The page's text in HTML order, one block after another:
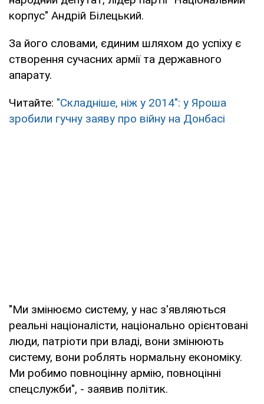
корпус" Андрій Білецький.
За його словами, єдиним шляхом до успіху є
створення сучасних армії та державного
апарату.
Читайте: "Складніше, ніж у 2014": у Яроша
зробили гучну заяву про війну на Донбасі
"Ми змінюємо систему, у нас з'являються
реальні націоналісти, національно орієнтовані
люди, патріоти при владі, вони змінюють
систему, вони роблять нормальну економіку.
Ми робимо повноцінну армію, повноцінні
спецслужби", - заявив політик.